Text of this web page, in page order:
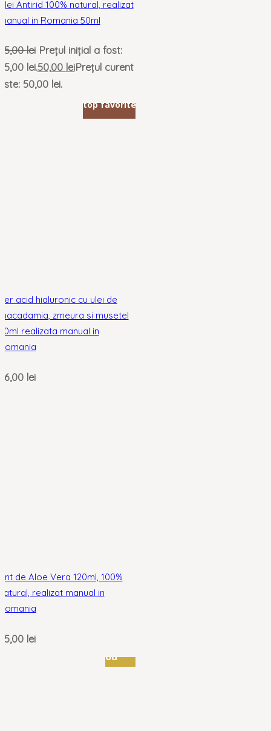
Antirid 100% natural, realizat
in Romania 50ml
lei Prețul inițial a fost:
lei.50,00 leiPrețul curent
50,00 lei.
top favorite
acid hialuronic cu ulei de
zmeura si musetel
realizata manual in
lei
de Aloe Vera 120ml, 100%
realizat manual in
lei
nou